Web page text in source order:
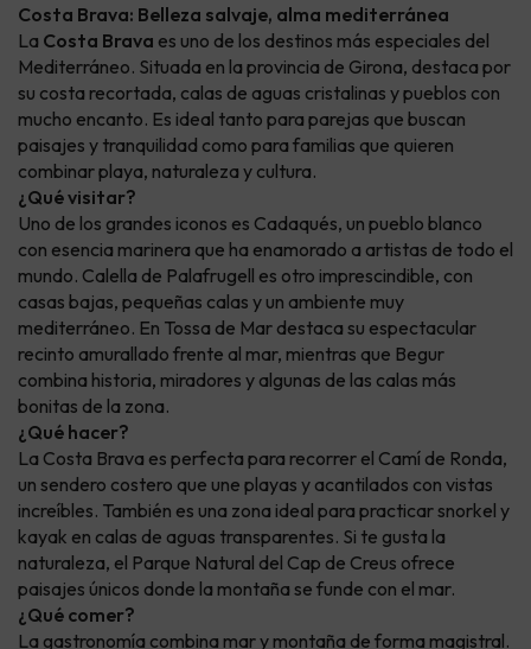
Costa Brava: Belleza salvaje, alma mediterránea
La Costa Brava es uno de los destinos más especiales del
Mediterráneo. Situada en la provincia de Girona, destaca por
su costa recortada, calas de aguas cristalinas y pueblos con
mucho encanto. Es ideal tanto para parejas que buscan
paisajes y tranquilidad como para familias que quieren
combinar playa, naturaleza y cultura.
¿Qué visitar?
Uno de los grandes iconos es Cadaqués, un pueblo blanco
con esencia marinera que ha enamorado a artistas de todo el
mundo. Calella de Palafrugell es otro imprescindible, con
casas bajas, pequeñas calas y un ambiente muy
mediterráneo. En Tossa de Mar destaca su espectacular
recinto amurallado frente al mar, mientras que Begur
combina historia, miradores y algunas de las calas más
bonitas de la zona.
¿Qué hacer?
La Costa Brava es perfecta para recorrer el Camí de Ronda,
un sendero costero que une playas y acantilados con vistas
increíbles. También es una zona ideal para practicar snorkel y
kayak en calas de aguas transparentes. Si te gusta la
naturaleza, el Parque Natural del Cap de Creus ofrece
paisajes únicos donde la montaña se funde con el mar.
¿Qué comer?
La gastronomía combina mar y montaña de forma magistral.